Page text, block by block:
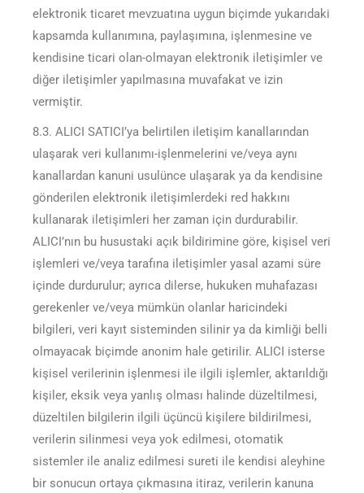
elektronik ticaret mevzuatına uygun biçimde yukarıdaki
kapsamda kullanımına, paylaşımına, işlenmesine ve
kendisine ticari olan-olmayan elektronik iletişimler ve
diğer iletişimler yapılmasına muvafakat ve izin
vermiştir.
8.3. ALICI SATICI’ya belirtilen iletişim kanallarından
ulaşarak veri kullanımı-işlenmelerini ve/veya aynı
kanallardan kanuni usulünce ulaşarak ya da kendisine
gönderilen elektronik iletişimlerdeki red hakkını
kullanarak iletişimleri her zaman için durdurabilir.
ALICI’nın bu husustaki açık bildirimine göre, kişisel veri
işlemleri ve/veya tarafına iletişimler yasal azami süre
içinde durdurulur; ayrıca dilerse, hukuken muhafazası
gerekenler ve/veya mümkün olanlar haricindeki
bilgileri, veri kayıt sisteminden silinir ya da kimliği belli
olmayacak biçimde anonim hale getirilir. ALICI isterse
kişisel verilerinin işlenmesi ile ilgili işlemler, aktarıldığı
kişiler, eksik veya yanlış olması halinde düzeltilmesi,
düzeltilen bilgilerin ilgili üçüncü kişilere bildirilmesi,
verilerin silinmesi veya yok edilmesi, otomatik
sistemler ile analiz edilmesi sureti ile kendisi aleyhine
bir sonucun ortaya çıkmasına itiraz, verilerin kanuna